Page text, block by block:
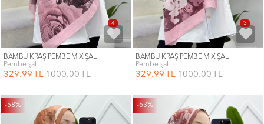
4
BAMBU KRAŞ PEMBE MİX ŞAL
pembe şal
329.99 TL 1000.00TL
3
BAMBU KRAŞ PEMBE MİX ŞAL
pembe şal
329.99 TL 1000.00TL
-58% -63%